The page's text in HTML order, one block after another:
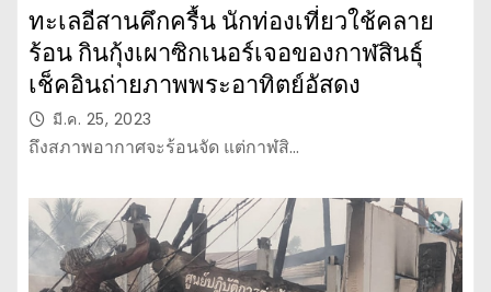
ทะเลอีสานคึกครื้น นักท่องเที่ยวใช้คลาย
ร้อน กินกุ้งเผาซิกเนอร์เจอของกาฬสินธุ์
เช็คอินถ่ายภาพพระอาทิตย์อัสดง
มี.ค. 25, 2023
ถึงสภาพอากาศจะร้อนจัด แต่กาฬสิ…